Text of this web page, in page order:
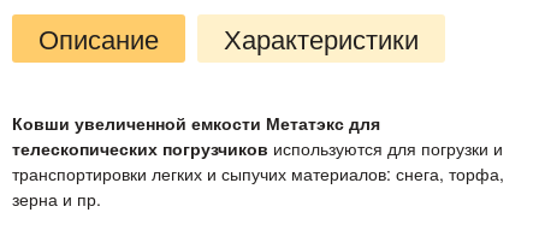
Описание Характеристики
Ковши увеличенной емкости Метатэкс для
телескопических погрузчиков используются для погрузки и
транспортировки легких и сыпучих материалов: снега, торфа,
зерна и пр.